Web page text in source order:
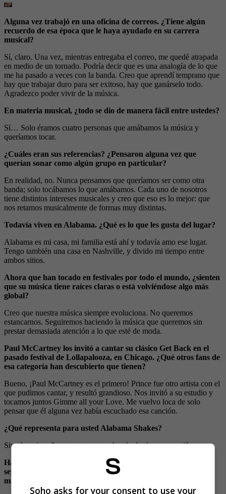
Alguna vez trabajó en una oficina de correos. ¿Tiene algún
recuerdo de esa época que le haya ayudado en su carrera
musical?
Sí, claro. Una vez, mientras entregaba el correo, me quedé atrapada
en medio de un tornado. Podría decir que es una analogía de lo que
me ha pasado a veces con la banda. Creo que aprendí temprano que
hay que trabajar duro para ser exitoso, hay que ganárselo todo.
Agradezco poder vivir de la música.
En materia musical, ¿todo se dio de manera fácil entre ustedes?
Sí… Solo éramos cuatro personas que amábamos la música y
queríamos tocar.
¿Cuáles eran sus referencias? ¿Pensaron alguna vez que
querían sonar como algún grupo en particular?
En realidad, no. Nunca pensamos que queríamos ser como otra
banda; solo tocábamos lo que amábamos. Cada uno de nosotros
tiene distintos intereses musicales y creo que eso es lo mejor: que
nos retamos musicalmente de formas muy distintas.
Todavía viven en Alabama. ¿Qué es lo que les gusta del lugar?
Alabama es mi casa, mi familia está ahí y todavía amo ese lugar.
Tengo también una casa en Nashville, y divido mi tiempo entre
ambos sitios.
Ahora que han tocado en festivales por todo el mundo, ¿sienten
que su música tiene raíces claras o está volviéndose algo más
global?
Creo que nuestra música siempre evoluciona. No queremos
estancarnos. Seguiremos haciendo la música que queremos sin
prestar demasiada atención a lo que esté de moda.
Paul McCartney los invitó a cantar su clásico Get Back en el
pasado festival de Lollapalooza, en Chicago. ¿Qué otros fans de
esa categoría han descubierto que tienen?
Bueno, ¡Paul McCartney es el primero! Prince fue otro artista con el
que pudimos cantar, y resultó grandioso. Nos invitó a su estudio y
tocamos juntos Gimme all your Love. Me vuelvo loca de solo
pensar que él alguna vez había escuchado esa canción.
¿Qué representa para usted Alabama Shakes?
Simple: mi sueño era estar en una banda desde que era niña.
Hay una gran diferencia entre los sonidos del primer y el
segundo disco. ¿Fue un esfuerzo consciente hacer las cosas de
manera diferente?
Soho asks for your consent to use your